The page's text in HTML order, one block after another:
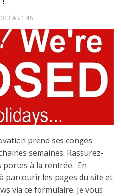
À21:46
prend ses congés
semaines. Rassurez-
portes à la rentrée. En
parcourir les pages du site et
via ce formulaire. Je vous